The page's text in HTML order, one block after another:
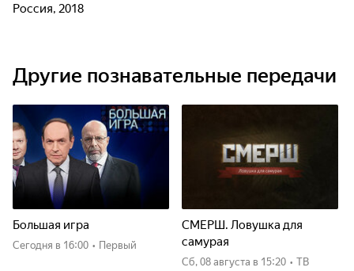
скамьи: старинные деревянные церкви, замки и крепости,
Россия, 2018
Другие познавательные передачи
Большая игра
Сегодня в 16:00 • Первый
СМЕРШ. Ловушка для
самурая
сб, 08 августа в 15:20 • ТВ